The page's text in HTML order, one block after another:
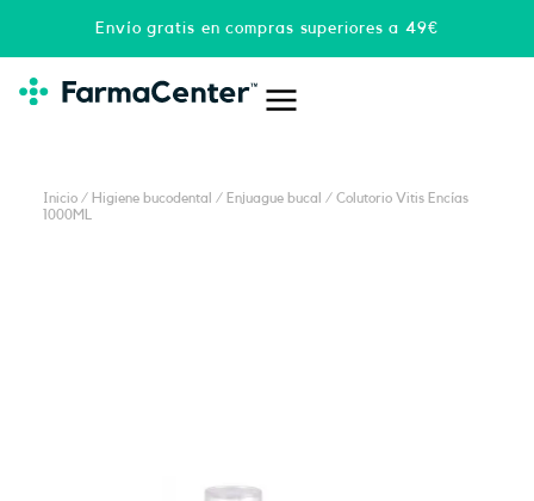
Envío gratis en compras superiores a 49€
Inicio / Higiene bucodental / Enjuague bucal
/ Colutorio Vitis Encías
1000ML